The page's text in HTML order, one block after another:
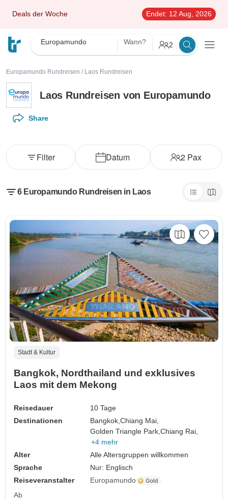
Deals der Woche Endet: 12 Aug, 2026
Europamundo Wann? 2
Europamundo Rundreisen / Laos Rundreisen
Laos Rundreisen von Europamundo
Share
Datum 2 Pax
Filter
6 Europamundo Rundreisen in Laos
Stadt & Kultur
Bangkok, Nordthailand und exklusives
Laos mit dem Mekong
Reisedauer
10 Tage
Destinationen
Bangkok,Chiang Mai,
Golden Triangle Park,Chiang Rai,
+4 mehr
Alter
Alle Altersgruppen willkommen
Sprache
Nur: Englisch
Reiseveranstalter
Europamundo
Ab